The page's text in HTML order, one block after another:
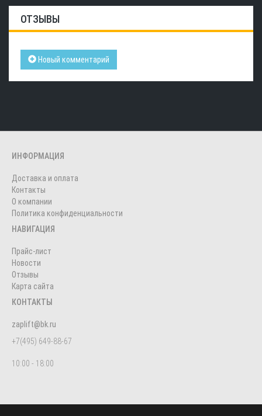
ОТЗЫВЫ
Новый комментарий
ИНФОРМАЦИЯ
Доставка и оплата
Контакты
О компании
Политика конфиденциальности
НАВИГАЦИЯ
Прайс-лист
Новости
Отзывы
Карта сайта
КОНТАКТЫ
zaplift@bk.ru
+7(495) 649-88-67
10:00 - 18:00